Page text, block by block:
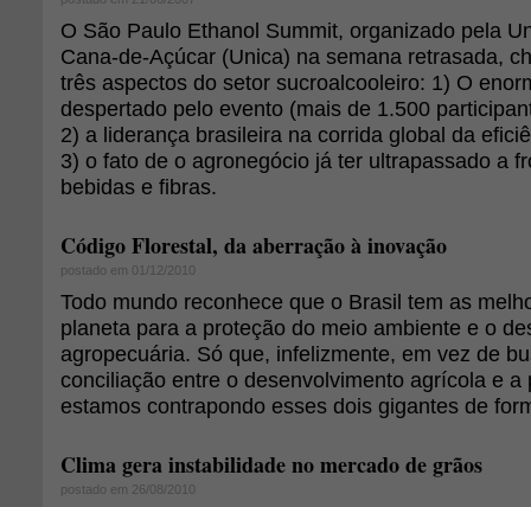
O São Paulo Ethanol Summit, organizado pela
Cana-de-Açúcar (Unica) na semana retrasada,
três aspectos do setor sucroalcooleiro: 1) O
despertado pelo evento (mais de 1.500
2) a liderança brasileira na corrida global da
3) o fato de o agronegócio já ter ultrapassado a
bebidas e fibras.
Código Florestal, da aberração à inovação
postado em 01/12/2010
Todo mundo reconhece que o Brasil tem as
planeta para a proteção do meio ambiente e o
agropecuária. Só que, infelizmente, em vez de
conciliação entre o desenvolvimento agrícola e a
estamos contrapondo esses dois gigantes de
Clima gera instabilidade no mercado de grãos
postado em 26/08/2010